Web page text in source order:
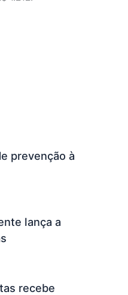
prevenção à
lança a
recebe